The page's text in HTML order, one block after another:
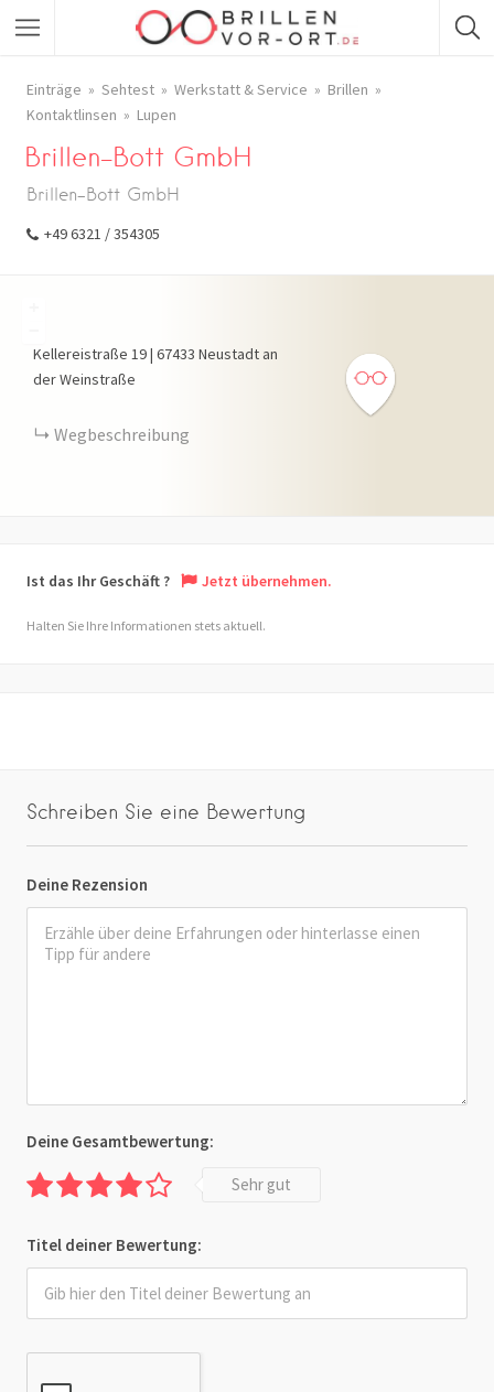
Einträge Sehtest Werkstatt & Service
Brillen
Kontaktlinsen
Lupen
Brillen-Bott GmbH
Brillen-Bott GmbH
+49 6321 / 354305
Kellereistraße 19| 67433 Neustadt an
der Weinstraße
Wegbeschreibung
Ist das Ihr Geschäft ? Jetzt übernehmen.
Halten Sie Ihre Informationen stets aktuell.
Schreiben Sie eine Bewertung
Deine Rezension
Deine Gesamtbewertung:
Sehr gut
Titel deiner Bewertung: